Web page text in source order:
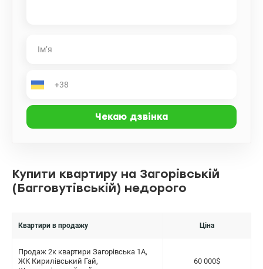
Купити квартиру на Загорівській
(Багговутівській) недорого
Квартири в продажу Ціна
Продаж 2к квартири Загорівська 1А,
ЖК Кирилівський Гай,
60 000$